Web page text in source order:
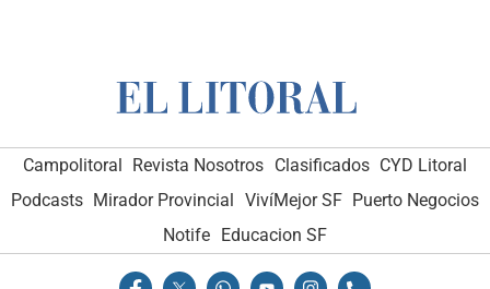
Campolitoral Revista Nosotros Clasificados CYD Litoral
Podcasts Mirador Provincial VivíMejor SF Puerto Negocios
Notife
Educacion SF